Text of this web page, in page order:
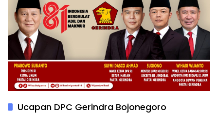
Ucapan DPC Gerindra Bojonegoro